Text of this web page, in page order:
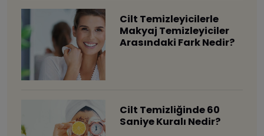
Cilt Temizleyicilerle
Makyaj Temizleyiciler
Arasındaki Fark Nedir?
Cilt Temizliğinde 60
Saniye Kuralı Nedir?